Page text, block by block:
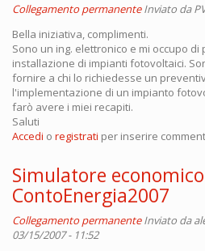
Collegamento permanente Inviato da
Bella iniziativa, complimenti.
Sono un ing. elettronico e mi occupo
installazione di impianti fotovoltaici.
fornire a chi lo richiedesse un
l'implementazione di un impianto
farò avere i miei recapiti.
Saluti
Accedi o registrati per inserire
Simulatore
ContoEnergia2007
Collegamento permanente Inviato da
03/15/2007 - 11:52